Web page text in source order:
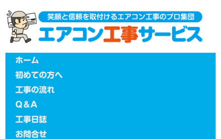
メインメニュー
メインコンテンツへ移動
ホーム
初めての方へ
工事の流れ
Q＆A
工事日誌
お問合せ